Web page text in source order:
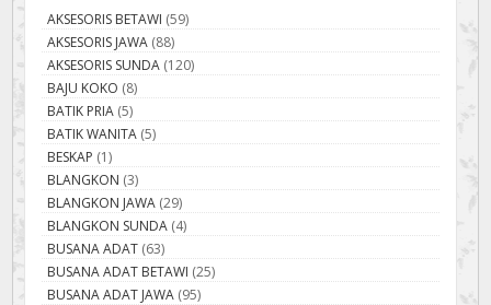
AKSESORIS BETAWI (59)
AKSESORIS JAWA (88)
AKSESORIS SUNDA (120)
BAJU KOKO (8)
BATIK PRIA (5)
BATIK WANITA (5)
BESKAP (1)
BLANGKON (3)
BLANGKON JAWA (29)
BLANGKON SUNDA (4)
BUSANA ADAT (63)
BUSANA ADAT BETAWI (25)
BUSANA ADAT JAWA (95)